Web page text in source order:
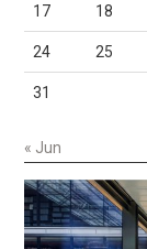
17 18
24 25
31
« Jun